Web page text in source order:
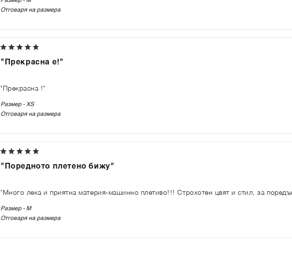
Отговаря на размера
"Прекрасна е!"
"Прекрасна !"
Размер - XS
Отговаря на размера
"Поредното плетено бижу"
"Много лека и приятна материя-машинно плетиво!!! Строхотен цвят и стил, за
Размер - M
Отговаря на размера